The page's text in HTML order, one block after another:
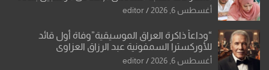
أو مادتين
أغسطس 6, 2026 editor
“وداعاً ذاكرة العراق الموسيقية”وفاة أول قائد
للأوركسترا السمفونية عبد الرزاق العزاوي
أغسطس 6, 2026 editor